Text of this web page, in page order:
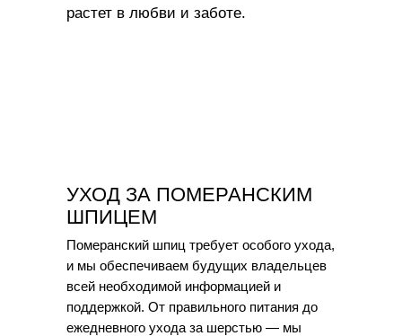
растет в любви и заботе.
УХОД ЗА ПОМЕРАНСКИМ
ШПИЦЕМ
Померанский шпиц требует особого ухода,
и мы обеспечиваем будущих владельцев
всей необходимой информацией и
поддержкой. От правильного питания до
ежедневного ухода за шерстью — мы